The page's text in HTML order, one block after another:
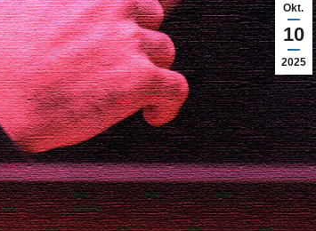
Okt.
10
2025